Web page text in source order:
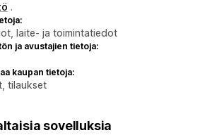
.
laite- ja toimintatiedot
ja avustajien tietoja:
kaupan tietoja:
tilaukset
sovelluksia